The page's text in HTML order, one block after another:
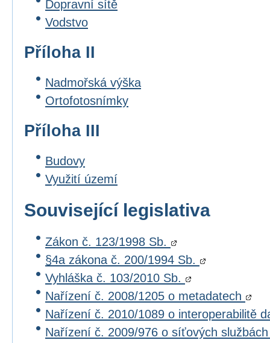
Dopravní sítě
Vodstvo
Příloha II
Nadmořská výška
Ortofotosnímky
Příloha III
Budovy
Využití území
Související legislativa
Zákon č. 123/1998 Sb.
§4a zákona č. 200/1994 Sb.
Vyhláška č. 103/2010 Sb.
Nařízení č. 2008/1205 o metadatech
Nařízení č. 2010/1089 o interoperabilitě
Nařízení č. 2009/976 o síťových